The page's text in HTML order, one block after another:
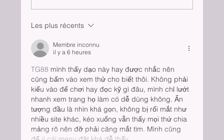
Les plus récents
Membre inconnu
il y a 6 heures
TG88 mình thấy dạo này hay được nhắc nên
cũng bấm vào xem thử cho biết thôi. Không phải
kiểu vào để chơi hay đọc kỹ gì đâu, mình chỉ lướt
nhanh xem trang họ làm có dễ dùng không. Ấn
tượng đầu là nhìn khá gọn, không bị rối mắt như
nhiều site khác, kéo xuống vẫn thấy mọi thứ chia
mảng rõ nên đỡ phải căng mắt tìm. Mình cũng